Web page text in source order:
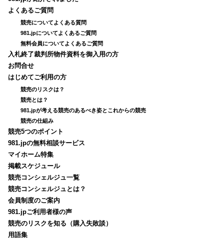
よくあるご質問
競売についてよくある質問
981.jpについてよくあるご質問
無料会員についてよくあるご質問
入札終了裁判所物件資料を御入用の方
お問合せ
はじめてご利用の方
競売のリスクは？
競売とは？
981.jpが考える競売のあるべき姿とこれからの競売
競売の仕組み
競売5つのポイント
981.jpの無料相談サービス
マイホーム特集
掲載スケジュール
競売コンシェルジュ一覧
競売コンシェルジュとは？
会員制度のご案内
981.jpご利用者様の声
競売のリスクを知る（購入失敗談）
用語集